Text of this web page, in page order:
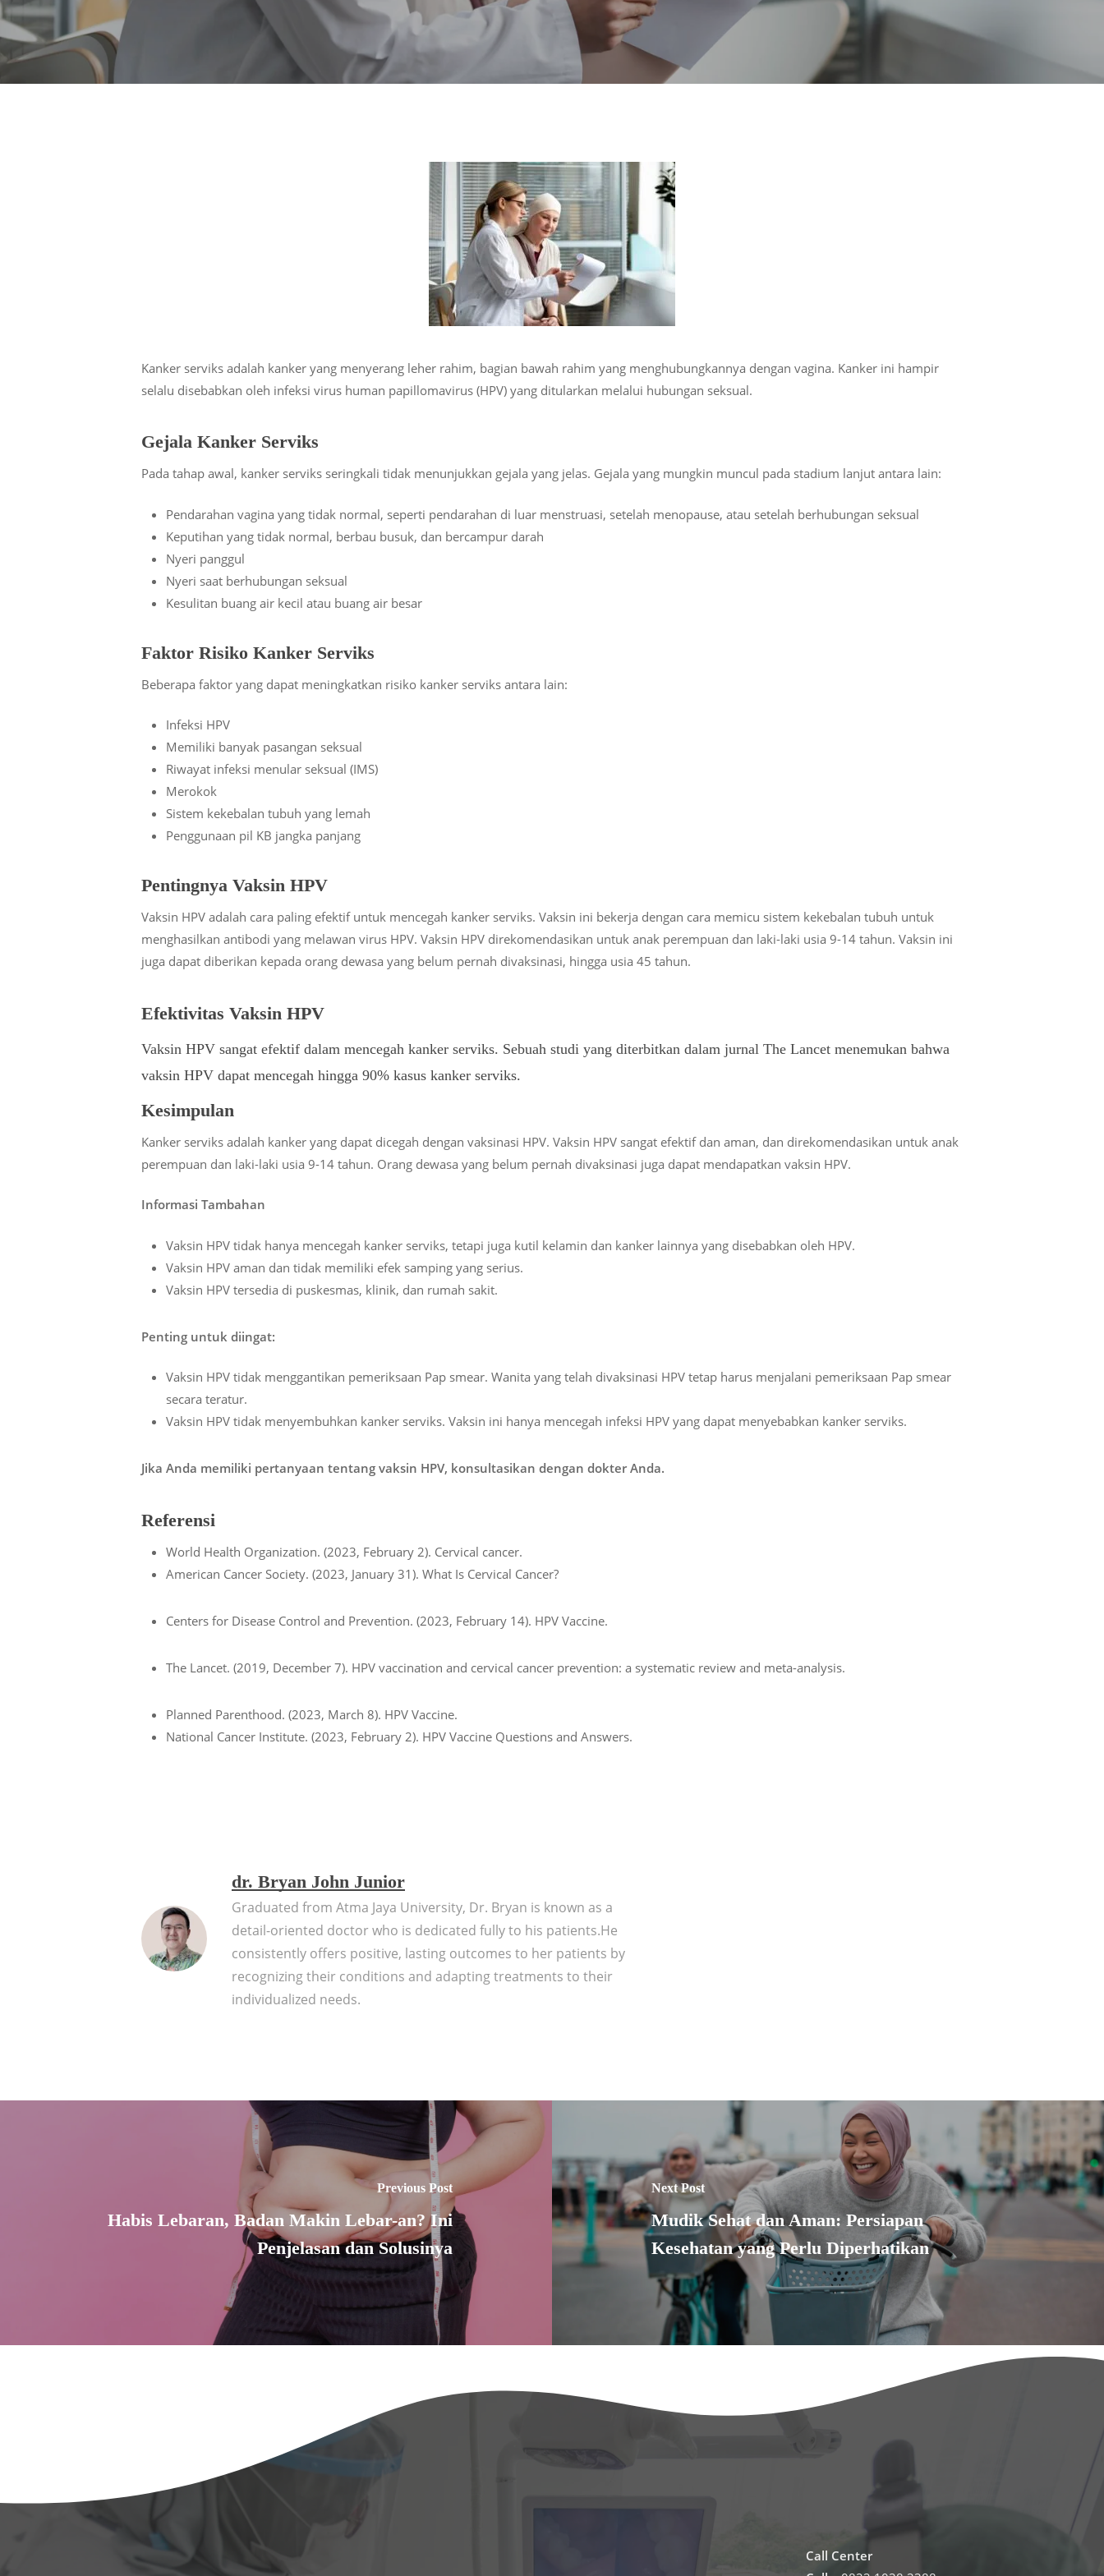
Kanker serviks adalah kanker yang menyerang leher rahim, bagian bawah rahim yang menghubungkannya dengan vagina. Kanker ini hampir
selalu disebabkan oleh infeksi virus human papillomavirus (HPV) yang ditularkan melalui hubungan seksual.
Gejala Kanker Serviks
Pada tahap awal, kanker serviks seringkali tidak menunjukkan gejala yang jelas. Gejala yang mungkin muncul pada stadium lanjut antara lain:
Pendarahan vagina yang tidak normal, seperti pendarahan di luar menstruasi, setelah menopause, atau setelah berhubungan seksual
Keputihan yang tidak normal, berbau busuk, dan bercampur darah
Nyeri panggul
Nyeri saat berhubungan seksual
Kesulitan buang air kecil atau buang air besar
Faktor Risiko Kanker Serviks
Beberapa faktor yang dapat meningkatkan risiko kanker serviks antara lain:
Infeksi HPV
Memiliki banyak pasangan seksual
Riwayat infeksi menular seksual (IMS)
Merokok
Sistem kekebalan tubuh yang lemah
Penggunaan pil KB jangka panjang
Pentingnya Vaksin HPV
Vaksin HPV adalah cara paling efektif untuk mencegah kanker serviks. Vaksin ini bekerja dengan cara memicu sistem kekebalan tubuh untuk
menghasilkan antibodi yang melawan virus HPV. Vaksin HPV direkomendasikan untuk anak perempuan dan laki-laki usia 9-14 tahun. Vaksin ini
juga dapat diberikan kepada orang dewasa yang belum pernah divaksinasi, hingga usia 45 tahun.
Efektivitas Vaksin HPV
Vaksin HPV sangat efektif dalam mencegah kanker serviks. Sebuah studi yang diterbitkan dalam jurnal The Lancet menemukan bahwa
vaksin HPV dapat mencegah hingga 90% kasus kanker serviks.
Kesimpulan
Kanker serviks adalah kanker yang dapat dicegah dengan vaksinasi HPV. Vaksin HPV sangat efektif dan aman, dan direkomendasikan untuk anak
perempuan dan laki-laki usia 9-14 tahun. Orang dewasa yang belum pernah divaksinasi juga dapat mendapatkan vaksin HPV.
Informasi Tambahan
Vaksin HPV tidak hanya mencegah kanker serviks, tetapi juga kutil kelamin dan kanker lainnya yang disebabkan oleh HPV.
Vaksin HPV aman dan tidak memiliki efek samping yang serius.
Vaksin HPV tersedia di puskesmas, klinik, dan rumah sakit.
Penting untuk diingat:
Vaksin HPV tidak menggantikan pemeriksaan Pap smear. Wanita yang telah divaksinasi HPV tetap harus menjalani pemeriksaan Pap smear
secara teratur.
Vaksin HPV tidak menyembuhkan kanker serviks. Vaksin ini hanya mencegah infeksi HPV yang dapat menyebabkan kanker serviks.
Jika Anda memiliki pertanyaan tentang vaksin HPV, konsultasikan dengan dokter Anda.
Referensi
World Health Organization. (2023, February 2). Cervical cancer.
American Cancer Society. (2023, January 31). What Is Cervical Cancer?
Centers for Disease Control and Prevention. (2023, February 14). HPV Vaccine.
The Lancet. (2019, December 7). HPV vaccination and cervical cancer prevention: a systematic review and meta-analysis.
Planned Parenthood. (2023, March 8). HPV Vaccine.
National Cancer Institute. (2023, February 2). HPV Vaccine Questions and Answers.
dr. Bryan John Junior
Graduated from Atma Jaya University, Dr. Bryan is known as a
detail-oriented doctor who is dedicated fully to his patients.He
consistently offers positive, lasting outcomes to her patients by
recognizing their conditions and adapting treatments to their
individualized needs.
Previous Post
Habis Lebaran, Badan Makin Lebar-an? Ini
Penjelasan dan Solusinya
Next Post
Mudik Sehat dan Aman: Persiapan
Kesehatan yang Perlu Diperhatikan
Call Center